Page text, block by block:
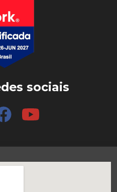
sociais